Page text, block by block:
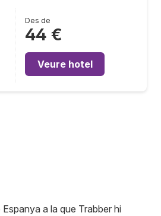
Des de
44 €
Veure hotel
a la que Trabber hi